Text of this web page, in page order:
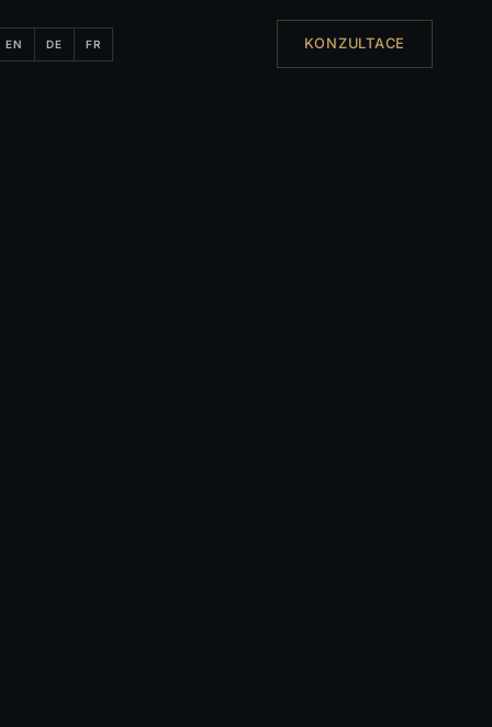
EN DE FR KONZULTACE